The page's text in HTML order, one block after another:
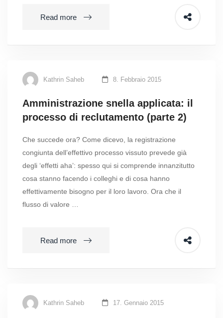
Read more
Kathrin Saheb 8. Febbraio 2015
Amministrazione snella applicata: il
processo di reclutamento (parte 2)
Che succede ora? Come dicevo, la registrazione
congiunta dell’effettivo processo vissuto prevede già
degli ‘effetti aha’: spesso qui si comprende innanzitutto
cosa stanno facendo i colleghi e di cosa hanno
effettivamente bisogno per il loro lavoro. Ora che il
flusso di valore …
Read more
Kathrin Saheb 17. Gennaio 2015